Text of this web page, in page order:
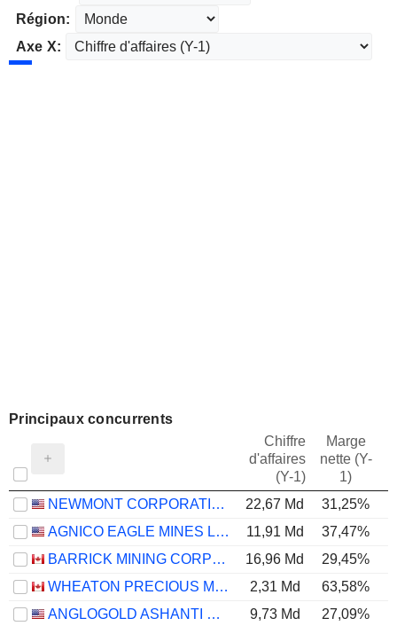
Région:
Axe X:
Principaux concurrents
Chiffre
d'affaires
(Y-1)
Marge
nette (Y-
1)
NEWMONT CORPORATION 22,67 Md 31,25%
AGNICO EAGLE MINES LIMITED
11,91 Md 37,47%
BARRICK MINING CORPORATION
16,96 Md 29,45%
WHEATON PRECIOUS METALS CORP.
2,31 Md 63,58%
ANGLOGOLD ASHANTI PLC
9,73 Md 27,09%